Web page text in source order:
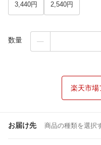
3,440円
2,540円
数量
楽天市場
お届け先 商品の種類を選択